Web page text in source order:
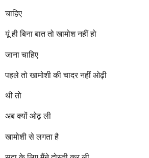
चाहिए
यूं ही बिना बात तो खामोश नहीं हो
जाना चाहिए
पहले तो खामोशी की चादर नहीं ओढ़ी
थी तो
अब क्यों ओढ़ ली
खामोशी से लगता है